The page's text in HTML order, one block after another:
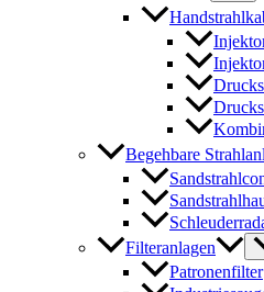
Begehbare
Filteranlagen
Patronenfilter